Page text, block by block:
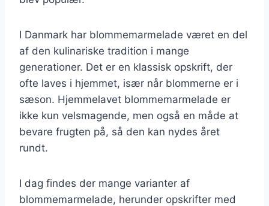
I Danmark har blommemarmelade været en del
af den kulinariske tradition i mange
generationer. Det er en klassisk opskrift, der
ofte laves i hjemmet, især når blommerne er i
sæson. Hjemmelavet blommemarmelade er
ikke kun velsmagende, men også en måde at
bevare frugten på, så den kan nydes året
rundt.
I dag findes der mange varianter af
blommemarmelade, herunder opskrifter med